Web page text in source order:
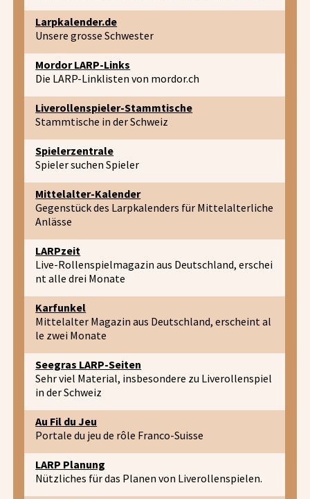
Larpkalender.de
Unsere grosse Schwester
Mordor LARP-Links
Die LARP-Linklisten von mordor.ch
Liverollenspieler-Stammtische
Stammtische in der Schweiz
Spielerzentrale
Spieler suchen Spieler
Mittelalter-Kalender
Gegenstück des Larpkalenders für Mittelalterliche
Anlässe
LARPzeit
Live-Rollenspielmagazin aus Deutschland, erschei
nt alle drei Monate
Karfunkel
Mittelalter Magazin aus Deutschland, erscheint al
le zwei Monate
Seegras LARP-Seiten
Sehr viel Material, insbesondere zu Liverollenspiel
in der Schweiz
Au Fil du Jeu
Portale du jeu de rôle Franco-Suisse
LARP Planung
Nützliches für das Planen von Liverollenspielen.